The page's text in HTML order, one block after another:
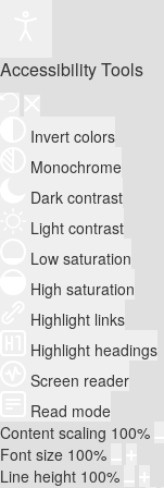
Accessibility Tools
Invert colors
Monochrome
Dark contrast
Light contrast
Low saturation
High saturation
Highlight links
Highlight headings
Screen reader
Read mode
Content scaling 100%
Font size 100%
Line height 100%